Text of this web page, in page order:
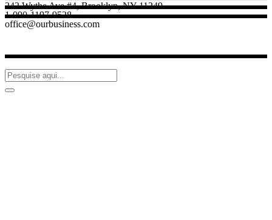
242 Wythe Ave #4, Brooklyn, NY 11249
1-090-1197-9528
office@ourbusiness.com